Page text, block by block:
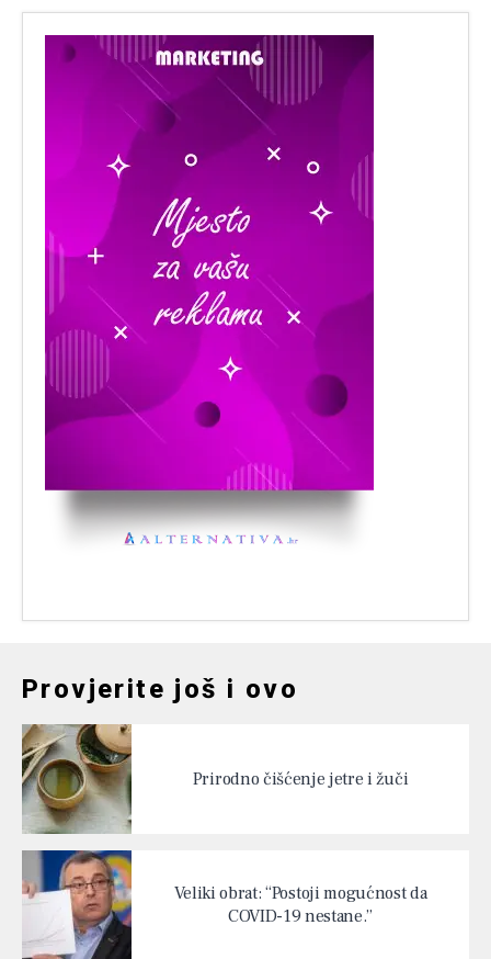
Provjerite još i ovo
Prirodno čišćenje jetre i žuči
Veliki obrat: “Postoji mogućnost da
COVID-19 nestane.”